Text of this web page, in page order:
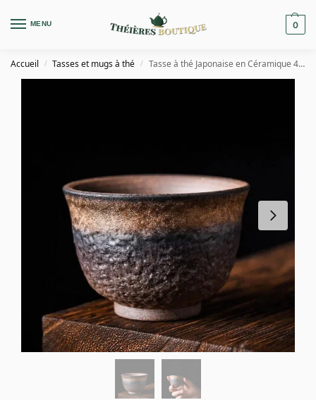
MENU 0
Accueil / Tasses et mugs à thé / Tasse à thé Japonaise en Céramique 45ml